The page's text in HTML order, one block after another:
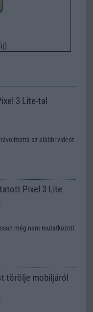
3 Lite-tal
az alábbi videót
Pixel 3 Lite
még nem mutatkozott
törölje mobiljáról